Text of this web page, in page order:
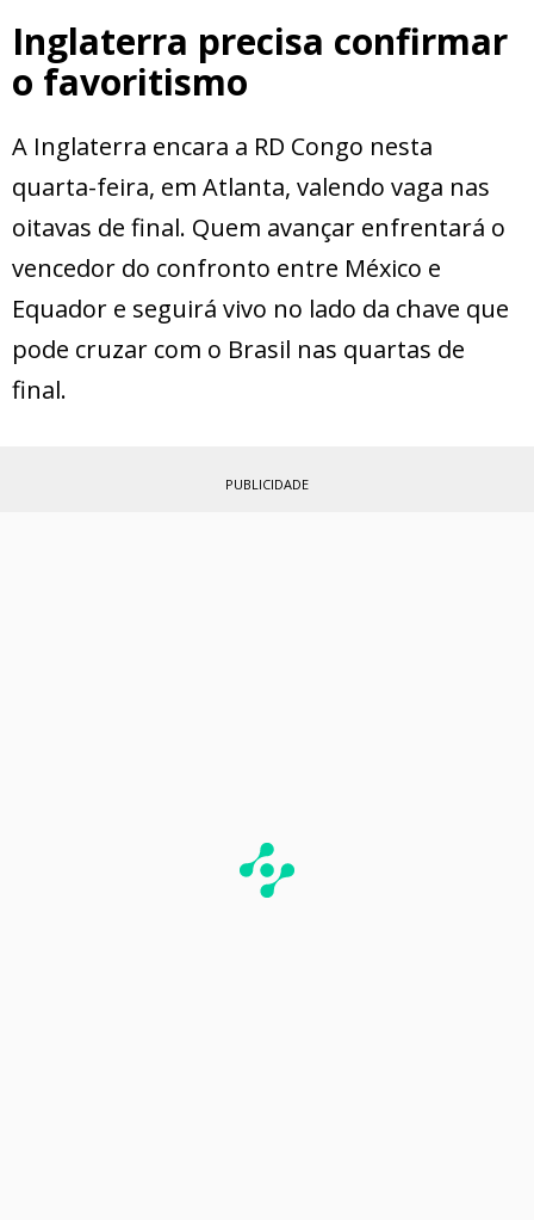
Inglaterra precisa confirmar
o favoritismo
A Inglaterra encara a RD Congo nesta
quarta-feira, em Atlanta, valendo vaga nas
oitavas de final. Quem avançar enfrentará o
vencedor do confronto entre México e
Equador e seguirá vivo no lado da chave que
pode cruzar com o Brasil nas quartas de
final.
PUBLICIDADE